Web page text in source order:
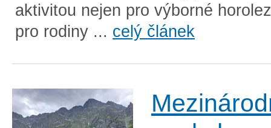
aktivitou nejen pro výborné
pro rodiny ... celý článek